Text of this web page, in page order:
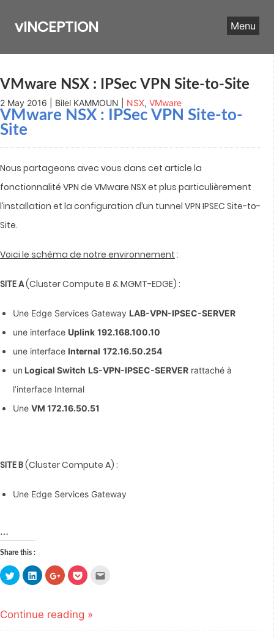
content
vINCEPTION Menu
VMware NSX : IPSec VPN Site-to-Site
2 May 2016 | Bilel KAMMOUN | NSX, VMware
VMware NSX : IPSec VPN Site-to-
Site
Nous partageons avec vous dans cet article la
fonctionnalité VPN de VMware NSX et plus particulièrement
l’installation et la configuration d’un tunnel VPN IPSEC Site-to-
Site.
Voici le schéma de notre environnement :
SITE A(Cluster Compute B & MGMT-EDGE) :
Une Edge Services Gateway LAB-VPN-IPSEC-SERVER
une interface Uplink 192.168.100.10
une interface Internal 172.16.50.254
un Logical Switch LS-VPN-IPSEC-SERVER rattaché à
l’interface Internal
UneVM 172.16.50.51
SITE B(Cluster Compute A) :
Une Edge Services Gateway
…
Share this :
Click
to
share
(Opens
in
window)
Click
to
share
(Opens
in
window)
Click
to
share
(Opens
in
window)
Click
to
(Opens
in
window)
in
Continue reading »